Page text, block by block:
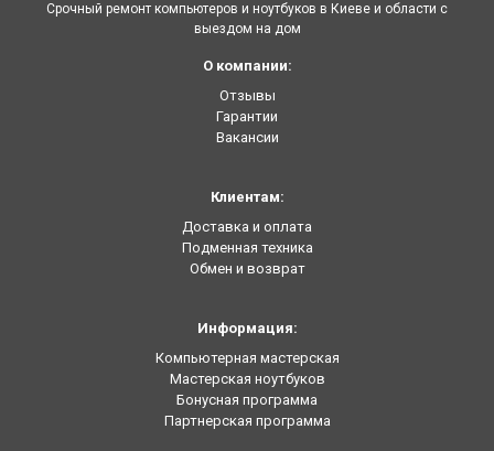
Срочный ремонт компьютеров и ноутбуков в Киеве и области с
выездом на дом
О компании:
Отзывы
Гарантии
Вакансии
Клиентам:
Доставка и оплата
Подменная техника
Обмен и возврат
Информация:
Компьютерная мастерская
Мастерская ноутбуков
Бонусная программа
Партнерская программа